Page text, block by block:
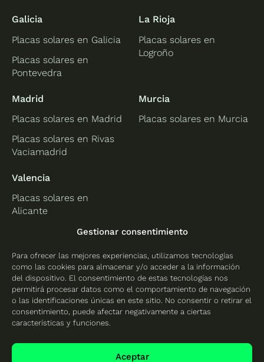
Gestionar consentimiento
Para ofrecer las mejores experiencias, utilizamos tecnologías
como las cookies para almacenar y/o acceder a la información
del dispositivo. El consentimiento de estas tecnologías nos
permitirá procesar datos como el comportamiento de navegación
o las identificaciones únicas en este sitio. No consentir o retirar el
consentimiento, puede afectar negativamente a ciertas
características y funciones.
Aceptar
Galicia
Placas solares en Galicia
Placas solares en
Pontevedra
La Rioja
Placas solares en
Logroño
Madrid
Placas solares en Madrid
Placas solares en Rivas
Vaciamadrid
Murcia
Placas solares en Murcia
Valencia
Placas solares en
Alicante
Placas solares en
Placas solares en
Valencia
Protección de datos
Política de cookies